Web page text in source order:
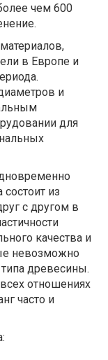
чем 600
в Европе и
и
для
из
с другом в
качества и
невозможно
древесины.
отношениях
часто и